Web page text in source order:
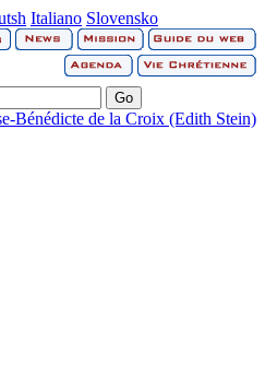
Italiano Slovensko
Bénédicte de la Croix (Edith Stein)